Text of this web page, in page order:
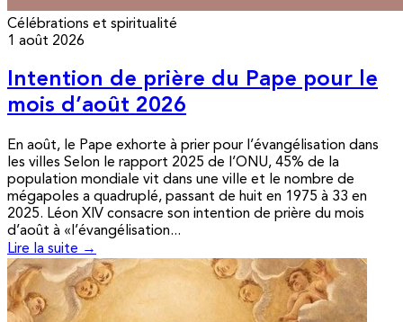
Célébrations et spiritualité
1 août 2026
Intention de prière du Pape pour le
mois d’août 2026
En août, le Pape exhorte à prier pour l’évangélisation dans
les villes Selon le rapport 2025 de l’ONU, 45% de la
population mondiale vit dans une ville et le nombre de
mégapoles a quadruplé, passant de huit en 1975 à 33 en
2025. Léon XIV consacre son intention de prière du mois
d’août à «l’évangélisation...
Lire la suite →